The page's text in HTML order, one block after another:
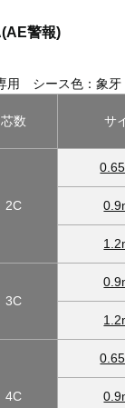
警報)
用 シース色：象牙
芯数 サ
2C
3C
4C